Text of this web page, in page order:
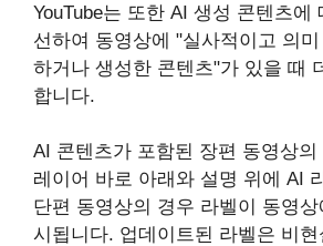
YouTube는 또한 AI 생성 콘텐츠에
선하여 동영상에 "실사적이고 의
하거나 생성한 콘텐츠"가 있을 때
합니다.
AI 콘텐츠가 포함된 장편 동영상
레이어 바로 아래와 설명 위에 AI
단편 동영상의 경우 라벨이 동영
시됩니다. 업데이트된 라벨은 비